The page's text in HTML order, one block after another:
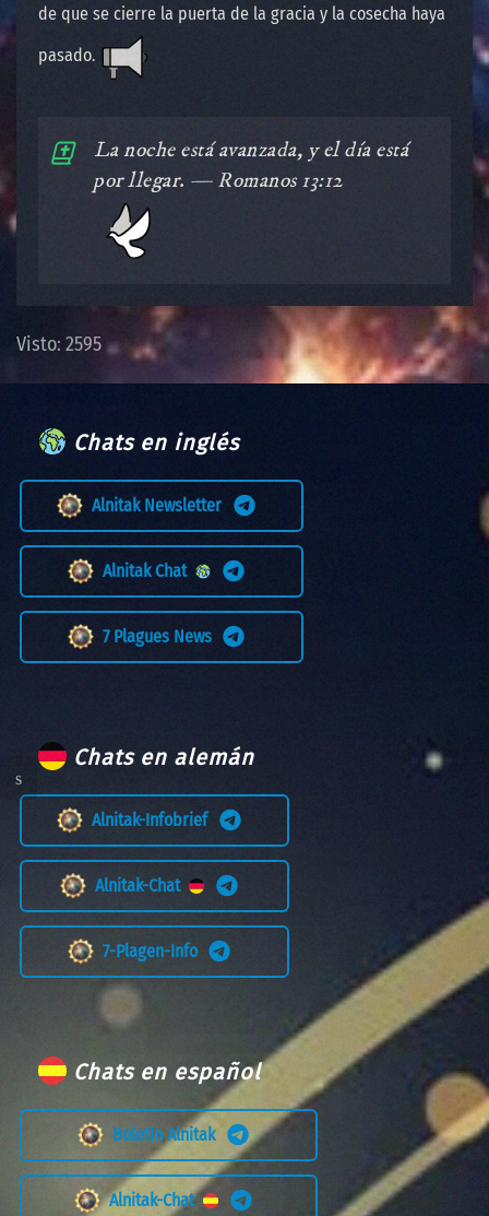
de que se cierre la puerta de la gracia y la cosecha haya
pasado.
️La noche está avanzada, y el día está
por llegar. — Romanos 13:12
Visto: 2595
Chats en inglés
Alnitak Newsletter
Alnitak Chat
7 Plagues News
Chats en alemán
Alnitak-Infobrief
Alnitak-Chat
7-Plagen-Info
Chats en español
Boletín Alnitak
Alnitak-Chat